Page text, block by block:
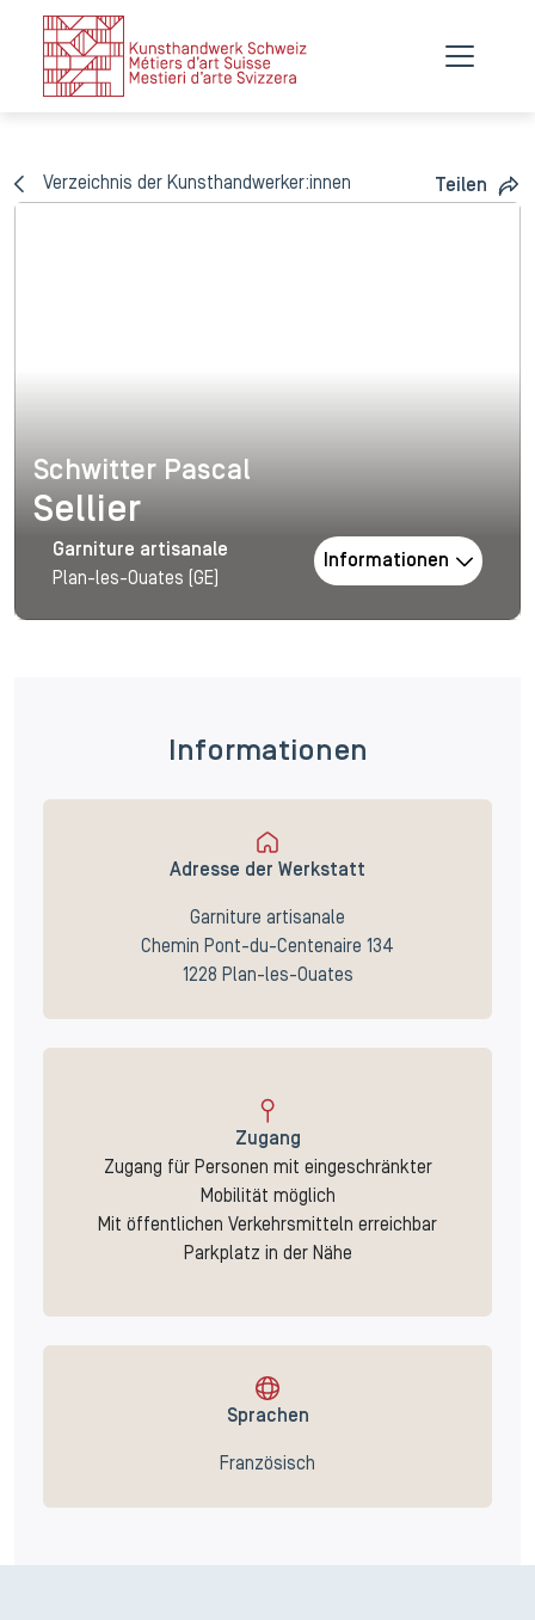
Verzeichnis der Kunsthandwerker:innen Teilen
Schwitter Pascal
Schwitter Pascal
Sellier
Garniture artisanale
Plan-les-Ouates (GE)
Informationen
Informationen
Adresse der Werkstatt
Garniture artisanale
Chemin Pont-du-Centenaire 134
1228 Plan-les-Ouates
Zugang
Zugang für Personen mit eingeschränkter
Mobilität möglich
Mit öffentlichen Verkehrsmitteln erreichbar
Parkplatz in der Nähe
Sprachen
Französisch